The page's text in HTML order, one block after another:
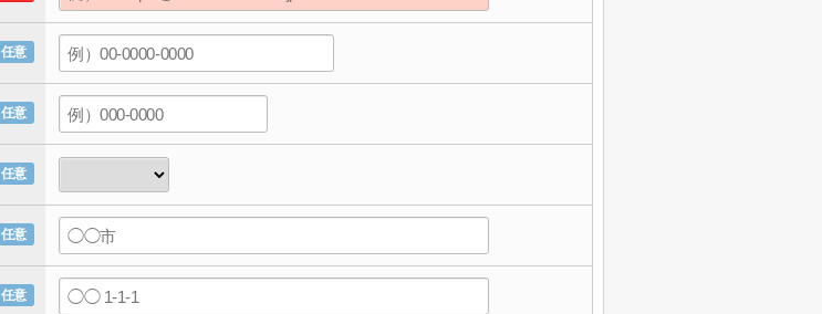
任意
任意
任意
任意
任意